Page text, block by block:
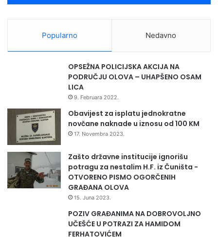
Popularno Nedavno
OPSEŽNA POLICIJSKA AKCIJA NA
PODRUČJU OLOVA – UHAPŠENO OSAM
LICA
9. Februara 2022.
Obavijest za isplatu jednokratne
novčane naknade u iznosu od 100 KM
17. Novembra 2023.
Zašto državne institucije ignorišu
potragu za nestalim H.F. iz Čuništa -
OTVORENO PISMO OGORČENIH
GRAĐANA OLOVA
15. Juna 2023.
POZIV GRAĐANIMA NA DOBROVOLJNO
UČEŠĆE U POTRAZI ZA HAMIDOM
FERHATOVIĆEM